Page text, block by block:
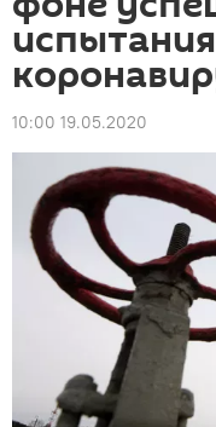
10:00 19.05.2020